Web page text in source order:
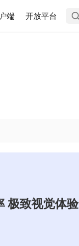
端 开放平台
极致视觉体验